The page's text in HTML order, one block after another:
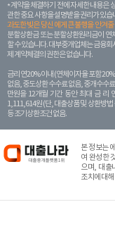
계약을 체결하기 전에 자세한 내용은
관한 중요 사항을 설명받을 권리가 있
과도한 빚은 당신 에게 큰 불행을 안겨
분할상환금 또는 분할상환원리금이
할 수 있습니다. 대부중개업체는 금융
제 계약체결의 권한은 없습니다.
금리 연20% 이내 (연체이자율 포함
없음, 중도상환 수수료 없음, 중개수수
만원을 12개월 기간 동안 최대 금 리
1,111,614원 (단, 대출상품 및 상환방
등 조기상환조건 없음.
본 정보는
여 완성한
으며, 대출
조치에대